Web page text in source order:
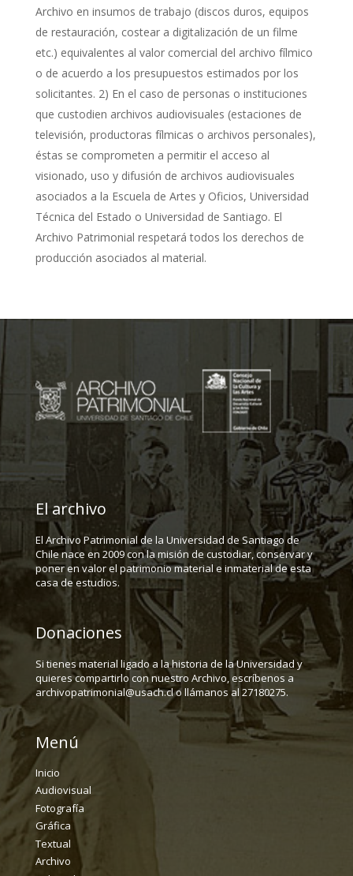
Archivo en insumos de trabajo (discos duros, equipos
de restauración, costear a digitalización de un filme
etc.) equivalentes al valor comercial del archivo fílmico
o de acuerdo a los presupuestos estimados por los
solicitantes. 2) En el caso de personas o instituciones
que custodien archivos audiovisuales (estaciones de
televisión, productoras fílmicas o archivos personales),
éstas se comprometen a permitir el acceso al
visionado, uso y difusión de archivos audiovisuales
asociados a la Escuela de Artes y Oficios, Universidad
Técnica del Estado o Universidad de Santiago. El
Archivo Patrimonial respetará todos los derechos de
producción asociados al material.
El archivo
El Archivo Patrimonial de la Universidad de Santiago de
Chile nace en 2009 con la misión de custodiar, conservar y
poner en valor el patrimonio material e inmaterial de esta
casa de estudios.
Donaciones
Si tienes material ligado a la historia de la Universidad y
quieres compartirlo con nuestro Archivo, escríbenos a
archivopatrimonial@usach.cl o llámanos al 27180275.
Menú
Inicio
Audiovisual
Fotografía
Gráfica
Textual
Archivo